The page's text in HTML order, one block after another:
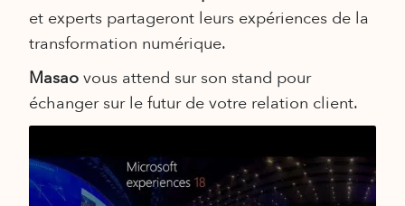
et experts partageront leurs expériences de la
transformation numérique.
Masao vous attend sur son stand pour
échanger sur le futur de votre relation client.